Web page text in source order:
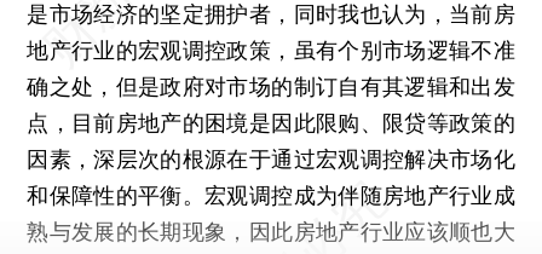
是市场经济的坚定拥护者，同时我也认为，当前房
地产行业的宏观调控政策，虽有个别市场逻辑不准
确之处，但是政府对市场的制订自有其逻辑和出发
点，目前房地产的困境是因此限购、限贷等政策的
因素，深层次的根源在于通过宏观调控解决市场化
和保障性的平衡。宏观调控成为伴随房地产行业成
熟与发展的长期现象，因此房地产行业应该顺也大